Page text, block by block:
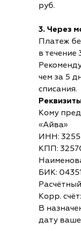
руб.
3. Через
Платеж
в течение
чем за 5
списания.
Кому
«Айва»
ИНН:
КПП:
БИК:
Корр.
В
дату